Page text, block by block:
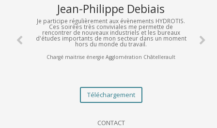
Jean-Philippe Debiais
Je participe régulièrement aux évènements HYDROTIS.
Ces soirées très conviviales me permette de
rencontrer de nouveaux industriels et les bureaux
d'études importants de mon secteur dans un moment
hors du monde du travail.
Chargé maitrise énergie Agglomération Châtellerault
Téléchargement
CONTACT